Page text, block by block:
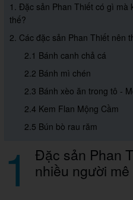
1. Đặc sản Phan Thiết có gì mà
thế?
2. Các đặc sản Phan Thiết nên
2.1 Bánh canh chả cá
2.2 Bánh mì chén
2.3 Bánh xèo ăn trong tô -
2.4 Kem Flan Mộng Cầm
2.5 Bún bò rau răm
1 Đặc sản Phan
nhiều người